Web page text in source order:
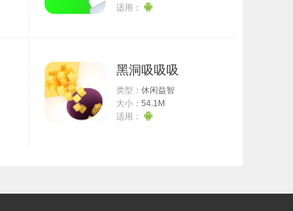
适用：
黑洞吸吸吸
类型： 休闲益智
大小： 54.1M
适用：